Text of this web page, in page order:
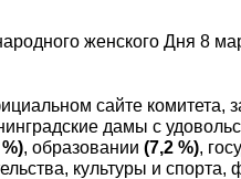
женского Дня 8
сайте комитета,
дамы с
, образовании (7,2 %),
культуры и спорта,